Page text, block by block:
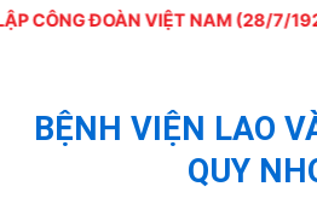
NhảyCÔNG ĐOÀN VIỆT NAM (28/7/
BỆNH VIỆN LAO
QUY